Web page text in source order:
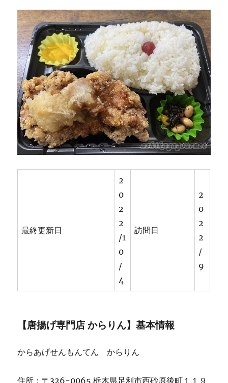
近
く
の
地
元
民
御
用
達
の
お
店
★★★★
に
最終更新日
2
0
2
2
/1
0
/
4
訪問日
2
0
2
2
/
9
【唐揚げ専門店 からりん】基本情報
からあげせんもんてん からりん
住所：〒326-0065 栃木県足利市西砂原後町１１９